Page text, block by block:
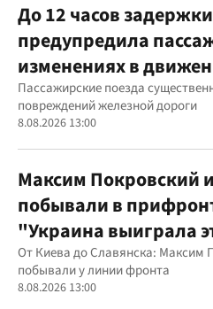
До 12 часов
предупредила
изменениях в
Пассажирские поезда
повреждений железной дороги
8.08.2026 13:00
Максим Покровский
побывали в
"Украина выиграла
От Киева до Славянска: Максим
побывали у линии фронта
8.08.2026 13:00